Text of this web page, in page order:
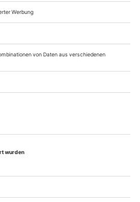
Matthew Bourne
Julia» in die Geschlossene
jung. Das hat der britische
betont, als er sich
«Romeo und Julia»-Stoff
frischen 18 Tänzerinnen
Adventures zusätzliche
16 bis 19 Jahren vor Ort für